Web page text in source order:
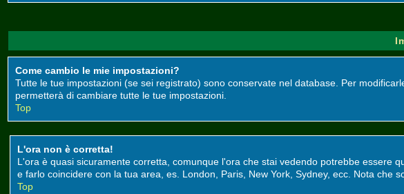
Come cambio le mie impostazioni?
Tutte le tue impostazioni (se sei registrato) sono conservate nel database. Per
permetterà di cambiare tutte le tue impostazioni.
Top
L'ora non è corretta!
L'ora è quasi sicuramente corretta, comunque l'ora che stai vedendo potrebbe essere
e farlo coincidere con la tua area, es. London, Paris, New York, Sydney, ecc. Nota che
Top